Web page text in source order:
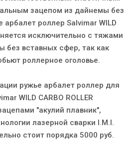
зацепом из дайнемы без
роллер Salvimar WILD
исключительно с тяжами
без вставных сфер, так как
роллерное оголовье.
ружье арбалет роллер для
WILD CARBO ROLLER
"акулий плавник",
лазерной сварки I.M.I.
стоит порядка 5000 руб.